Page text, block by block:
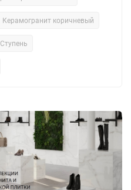
Керамогранит коричневый
Ступень